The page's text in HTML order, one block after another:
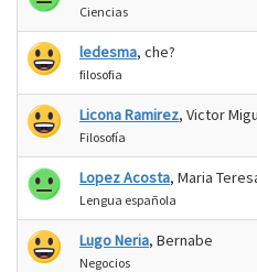
Ciencias
ledesma, che?
filosofia
Licona Ramirez, Victor
Filosofía
Lopez Acosta, Maria
Lengua española
Lugo Neria, Bernabe
Negocios